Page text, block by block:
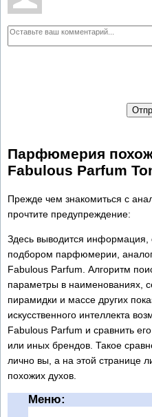
Парфюмерия
Fabulous Parfum
Прежде чем знакомиться с
прочтите предупреждение:
Здесь выводится информация,
подбором парфюмерии,
Fabulous Parfum. Алгоритм
параметры в наименованиях,
пирамидки и массе других
искусственного интеллекта
Fabulous Parfum и сравнить
или иных брендов. Такое
лично вы, а на этой странице
похожих духов.
Меню: